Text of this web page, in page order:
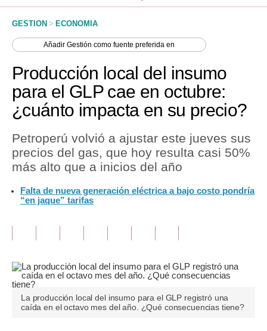
Management & Empleo
Perú
Política
Finanzas Personales
Plus G
Opinión
Pregunta de hoy
Blogs
GESTION > ECONOMIA
AñadirGestión como fuente preferida en
Producción local del insumo
para el GLP cae en octubre:
¿cuánto impacta en su precio?
Petroperú volvió a ajustar este jueves sus
precios del gas, que hoy resulta casi 50%
más alto que a inicios del año
Falta de nueva generación eléctrica a bajo costo pondría
“en jaque” tarifas
La producción local del insumo para el GLP registró una
caída en el octavo mes del año. ¿Qué consecuencias tiene?